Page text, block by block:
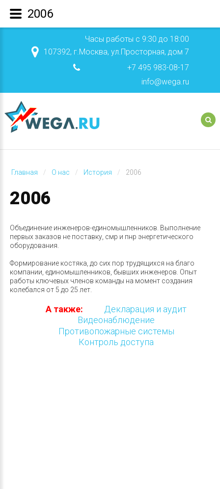
Часы работы с 9:30 до 18:00
107392, г.Москва, ул.Просторная, дом 7
+7 495 983-08-17
info@wega.ru
Главная О нас История 2006
2006
Объединение инженеров-единомышленников. Выполнение
первых заказов не поставку, смр и пнр энергетического
оборудования.
Формирование костяка, до сих пор трудящихся на благо
компании, единомышленников, бывших инженеров. Опыт
работы ключевых членов команды на момент создания
колебался от 5 до 25 лет.
А также:
Декларация и аудит
Видеонаблюдение
Противопожарные системы
Контроль доступа
2006